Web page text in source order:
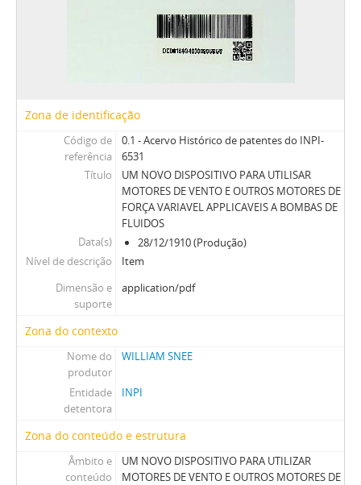
Zona de identificação
Código de
referência
0.1 - Acervo Histórico de patentes do INPI-
6531
Título
UM NOVO DISPOSITIVO PARA UTILISAR
MOTORES DE VENTO E OUTROS MOTORES DE
FORÇA VARIAVEL APPLICAVEIS A BOMBAS DE
FLUIDOS
Data(s)
28/12/1910 (Produção)
Nível de descrição
Item
Dimensão e
suporte
application/pdf
Zona do contexto
Nome do
produtor
WILLIAM SNEE
Entidade
detentora
INPI
Zona do conteúdo e estrutura
Âmbito e
conteúdo
UM NOVO DISPOSITIVO PARA UTILIZAR
MOTORES DE VENTO E OUTROS MOTORES DE